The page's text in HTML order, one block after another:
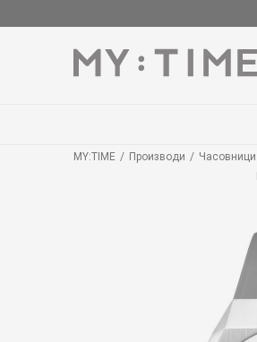
MY:TIME Производи Часовници